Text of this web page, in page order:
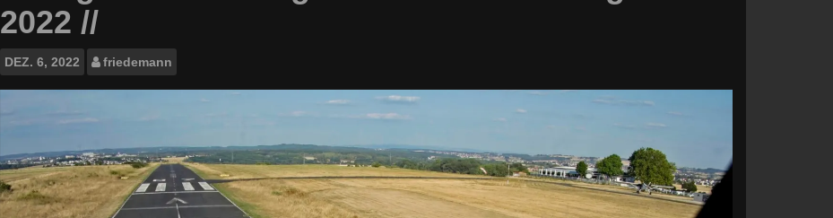
2022 //
DEZ. 6, 2022 friedemann